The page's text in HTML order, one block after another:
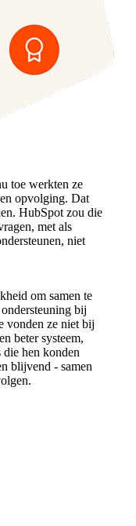
toe werkten ze
opvolging. Dat
HubSpot zou die
met als
niet
om samen te
bij
vonden ze niet bij
beter systeem,
die hen konden
blijvend - samen